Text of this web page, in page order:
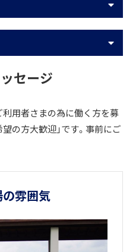
セージ
利用者さまの為に働く方を募
の方大歓迎」です。事前にご
雰囲気